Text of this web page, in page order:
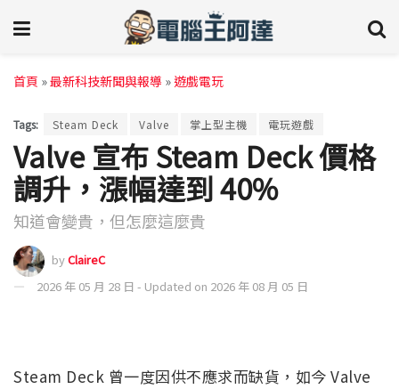
首頁 »最新科技新聞與報導 »遊戲電玩
Tags: Steam Deck Valve 掌上型主機 電玩遊戲
Valve 宣布 Steam Deck 價格
調升，漲幅達到 40%
知道會變貴，但怎麼這麼貴
byClaireC
2026 年 05 月 28 日 - Updated on 2026 年 08 月 05 日
Steam Deck 曾一度因供不應求而缺貨，如今 Valve